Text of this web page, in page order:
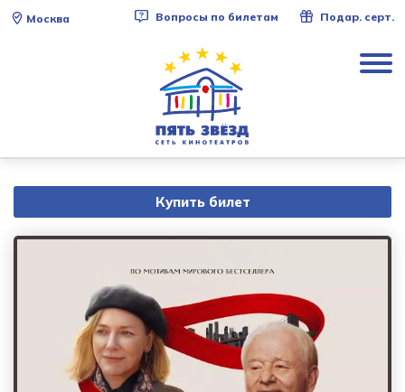
Москва Вопросы по билетам Подар. серт.
Купить билет